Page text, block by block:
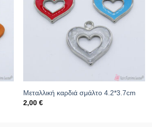
Μεταλλική καρδιά σμάλτο 4.2*3.7cm
2,00€